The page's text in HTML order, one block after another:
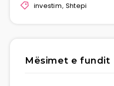
investim, Shtepi
Mësimet e fundit